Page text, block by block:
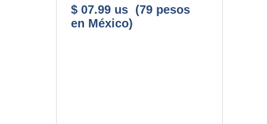
$ 07.99 us (79 pesos
en México)